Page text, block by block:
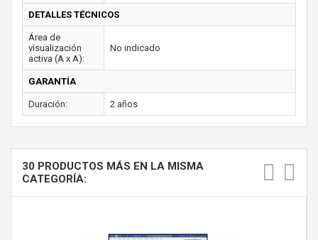
DETALLES TÉCNICOS
Área de
visualización
activa (A x A):
No indicado
GARANTÍA
Duración: 2 años
30 PRODUCTOS MÁS EN LA MISMA
CATEGORÍA: